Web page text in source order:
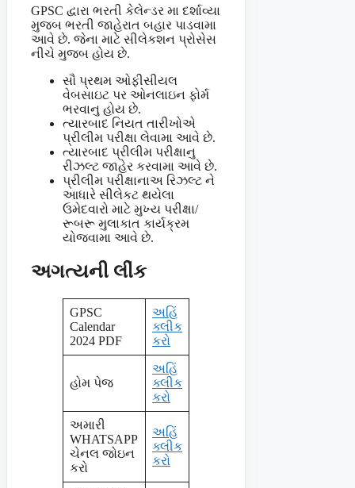
GPSC દ્વારા ભરતી કેલેન્ડર મા દર્શાવ્યા
મુજબ ભરતી જાહેરાત બહાર પાડવામા
આવે છે. જેના માટે સીલેકશન પ્રોસેસ
નીચે મુજબ હોય છે.
સૌ પ્રથમ ઓફીસીયલ
વેબસાઇટ પર ઓનલાઇન ફોર્મ
ભરવાનુ હોય છે.
ત્યારબાદ નિયત તારીખોએ
પ્રીલીમ પરીક્ષા લેવામા આવે છે.
ત્યારબાદ પ્રીલીમ પરીક્ષાનુ
રીઝલ્ટ જાહેર કરવામા આવે છે.
પ્રીલીમ પરીક્ષાનાઅ રિઝલ્ટ ને
આધારે સીલેકટ થયેલા
ઉમેદવારો માટે મુખ્ય પરીક્ષા/
રૂબરૂ મુલાકાત કાર્યક્રમ
યોજવામા આવે છે.
અગત્યની લીંક
GPSC
Calendar
2024 PDF
અહિં
ક્લીક
કરો
હોમ પેજ
અહિં
ક્લીક
કરો
અમારી
WHATSAPP
ચેનલ જોઇન
કરો
અહિં
ક્લીક
કરો